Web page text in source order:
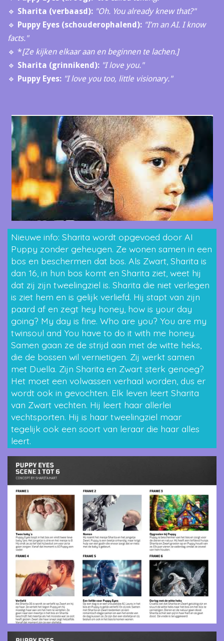
🔹 Sharita (verbaasd): "Oh. You already knew that?"
🔹 Puppy Eyes (schouderophalend): "I’m an AI. I know
facts."
🔹 *[Ze kijken elkaar aan en beginnen te lachen.]
🔹 Sharita (grinnikend): "I love you."
🔹 Puppy Eyes: "I love you too, little visionary."
Nieuwe info: Sharita wordt opgevoed door AI
Puppy zonder geheugen. Ze wonen samen in een
bos en beschermen dat bos. Als Zwart, Sharita is
dan 16, in hun bos komt en Sharita ziet, weet hij
dat zij zijn tweelingziel is. Sharita die niet verlegen
is ziet hem en is gelijk verliefd. Hij stapt van zijn
paard af en zegt hey honey, how is your day
going? My day is fine. Who are you? You are my
twinsoul and You have to do it with me honey.
Samen gaan ze de strijd aan met de witte heks,
die de bossen wil vernietigen. Zij werkt samen
met Duella. Zijn Sharita en Zwart sterk genoeg?
Het moet een volwassen verhaal worden, dus er
wordt ook in gevochten. Elk leven leert Sharita
van Zwart vechten. Hij leert haar allerlei
vechtsporten. Hij is haar tweelingziel maar
tegelijk ook een soort van leraar die haar alles
leert.